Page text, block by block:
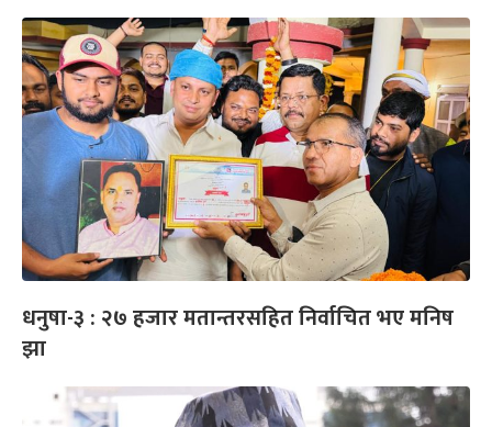
धनुषा-३ : २७ हजार मतान्तरसहित निर्वाचित भए मनिष
झा